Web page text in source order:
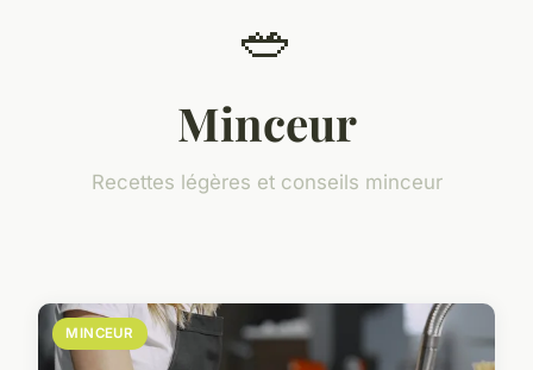
🥗
Minceur
Recettes légères et conseils minceur
MINCEUR